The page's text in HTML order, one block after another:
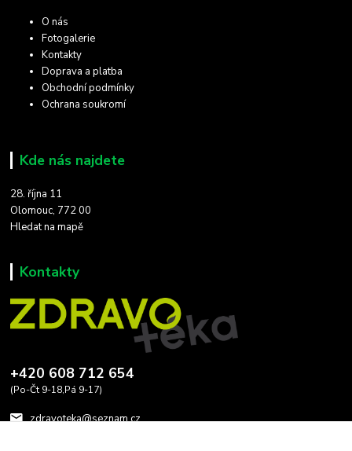
O nás
Fotogalerie
Kontakty
Doprava a platba
Obchodní podmínky
Ochrana soukromí
Kde nás najdete
28. října 11
Olomouc, 772 00
Hledat na mapě
Kontakty
+420 608 712 654
(Po-Čt 9-18,Pá 9-17)
zdravoteka@seznam.cz